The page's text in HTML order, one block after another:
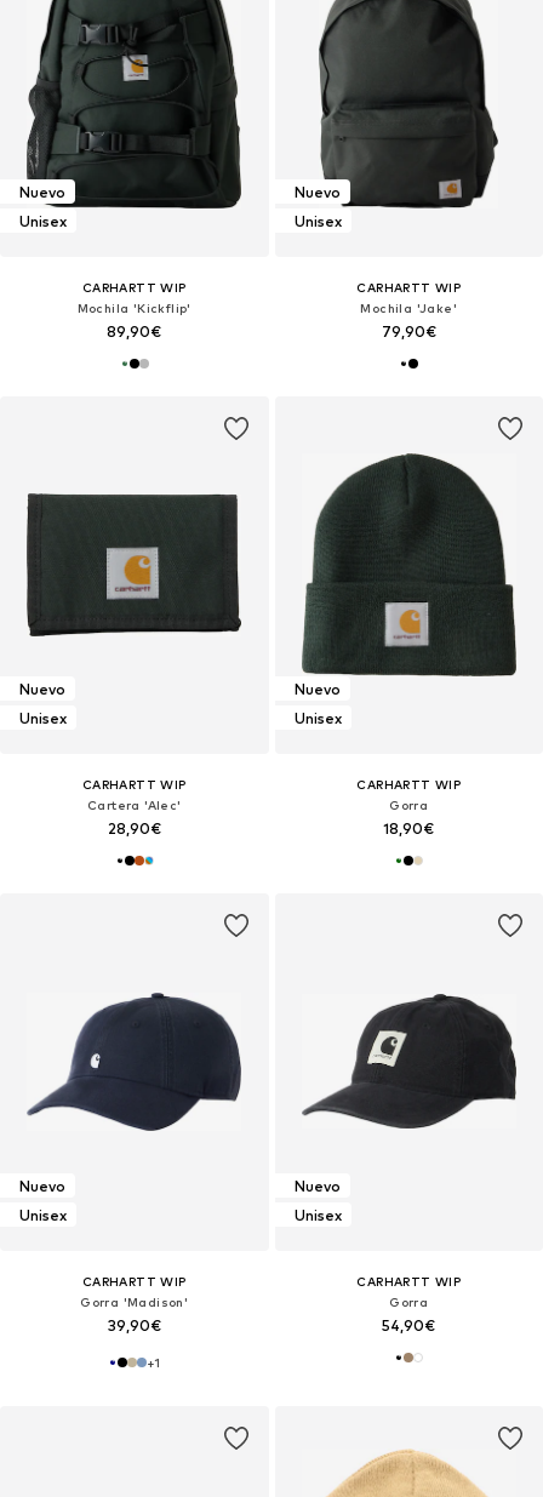
Nuevo
Unisex
CARHARTT WIP
Mochila 'Kickflip'
89,90€
Nuevo
Unisex
CARHARTT WIP
Mochila 'Jake'
79,90€
Nuevo
Unisex
CARHARTT WIP
Cartera 'Alec'
28,90€
Nuevo
Unisex
CARHARTT WIP
Gorra
18,90€
Nuevo
Unisex
CARHARTT WIP
Gorra 'Madison'
39,90€
+1
Nuevo
Unisex
CARHARTT WIP
Gorra
54,90€